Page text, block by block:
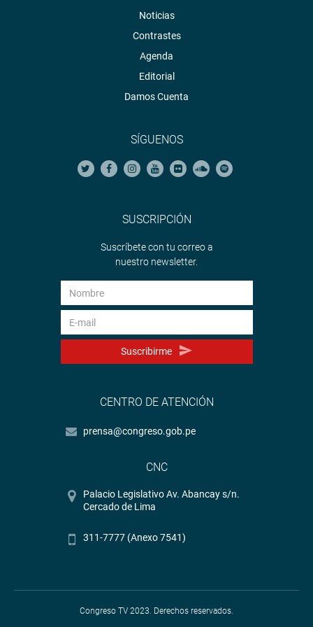
Noticias
Contrastes
Agenda
Editorial
Damos Cuenta
SÍGUENOS
SUSCRIPCIÓN
Suscríbete con tu correo a
nuestro newsletter.
Suscribirme
CENTRO DE ATENCIÓN
prensa@congreso.gob.pe
CNC
Palacio Legislativo Av. Abancay s/n.
Cercado de Lima
311-7777 (Anexo 7541)
Congreso TV 2023. Derechos reservados.